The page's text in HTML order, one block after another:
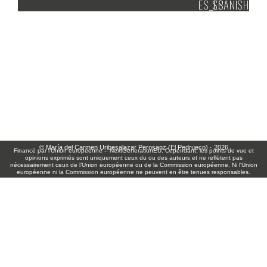
SPANISH
© María del Carmen Uribesalazar Perosanz (El Pedrueco) · 2026
Financé par l’Union européenne – NextGenerationEU. Cependant, les points de vue et
opinions exprimés sont uniquement ceux du ou des auteurs et ne reflètent pas
nécessairement ceux de l’Union européenne ou de la Commission européenne. Ni l'Union
européenne ni la Commission européenne ne peuvent en être tenues responsables.